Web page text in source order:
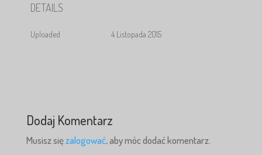
DETAILS
Uploaded 4 Listopada 2015
Dodaj Komentarz
Musisz sięzalogować, aby móc dodać komentarz.